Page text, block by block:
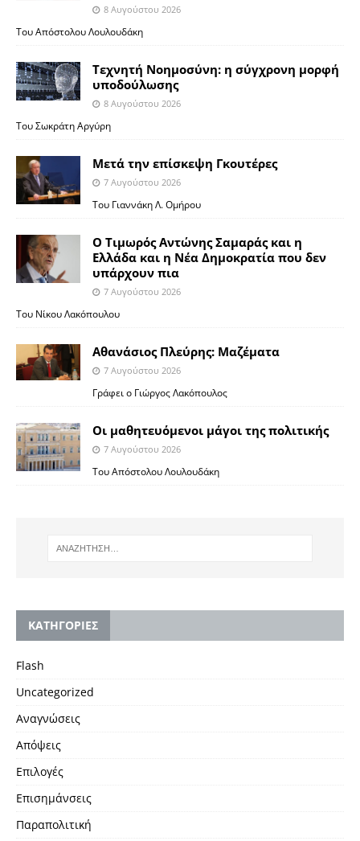
8 Αυγούστου 2026
Του Απόστολου Λουλουδάκη
Τεχνητή Νοημοσύνη: η σύγχρονη μορφή
υποδούλωσης
8 Αυγούστου 2026
Του Σωκράτη Αργύρη
Μετά την επίσκεψη Γκουτέρες
7 Αυγούστου 2026
Του Γιαννάκη Λ. Ομήρου
Ο Τιμωρός Αντώνης Σαμαράς και η
Ελλάδα και η Νέα Δημοκρατία που δεν
υπάρχουν πια
7 Αυγούστου 2026
Του Νίκου Λακόπουλου
Αθανάσιος Πλεύρης: Μαζέματα
7 Αυγούστου 2026
Γράφει ο Γιώργος Λακόπουλος
Οι μαθητευόμενοι μάγοι της πολιτικής
7 Αυγούστου 2026
Του Απόστολου Λουλουδάκη
KΑΤΗΓΟΡΙΕΣ
Flash
Uncategorized
Αναγνώσεις
Απόψεις
Επιλογές
Επισημάνσεις
Παραπολιτική